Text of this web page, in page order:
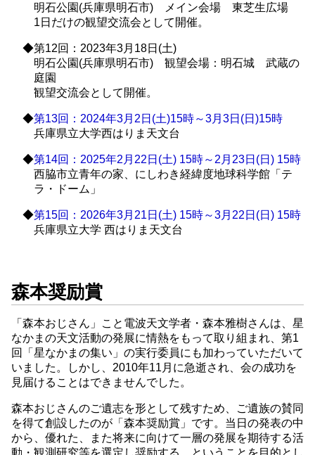
明石公園(兵庫県明石市) メイン会場 東芝生広場
1日だけの観望交流会として開催。
◆第12回：2023年3月18日(土)
明石公園(兵庫県明石市) 観望会場：明石城 武蔵の
庭園
観望交流会として開催。
◆第13回：2024年3月2日(土)15時～3月3日(日)15時
兵庫県立大学西はりま天文台
◆第14回：2025年2月22日(土) 15時～2月23日(日) 15時
西脇市立青年の家、にしわき経緯度地球科学館「テ
ラ・ドーム」
◆第15回：2026年3月21日(土) 15時～3月22日(日) 15時
兵庫県立大学 西はりま天文台
森本奨励賞
「森本おじさん」こと電波天文学者・森本雅樹さんは、星
なかまの天文活動の発展に情熱をもって取り組まれ、第1
回「星なかまの集い」の実行委員にも加わっていただいて
いました。しかし、2010年11月に急逝され、会の成功を
見届けることはできませんでした。
森本おじさんのご遺志を形として残すため、ご遺族の賛同
を得て創設したのが「森本奨励賞」です。当日の発表の中
から、優れた、また将来に向けて一層の発展を期待する活